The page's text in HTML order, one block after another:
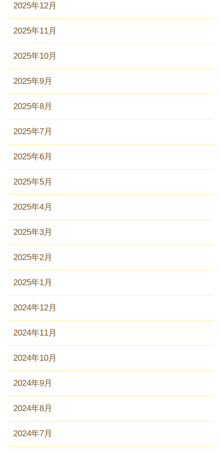
2025年12月
2025年11月
2025年10月
2025年9月
2025年8月
2025年7月
2025年6月
2025年5月
2025年4月
2025年3月
2025年2月
2025年1月
2024年12月
2024年11月
2024年10月
2024年9月
2024年8月
2024年7月